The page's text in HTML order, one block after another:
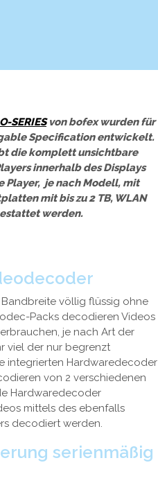
O-SERIESvon bofex wurden für
Specification entwickelt.
die komplett unsichtbare
innerhalb des Displays
Player, je nach Modell, mit
mit bis zu 2 TB, WLAN
werden.
völlig flüssig ohne
Packs decodieren Videos
je nach Art der
viel der nur begrenzt
integrierten Hardwaredecoder
von 2 verschiedenen
Hardwaredecoder
mittels des ebenfalls
decodiert werden.
serienmäßig